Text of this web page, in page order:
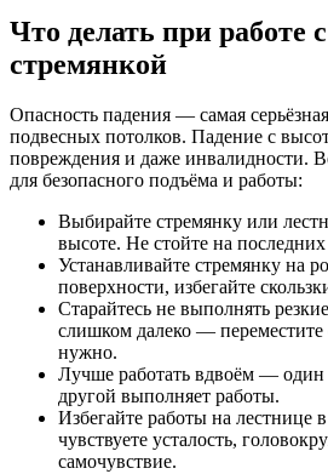
Что делать при работе
стремянкой
Опасность падения — самая
подвесных потолков. Падение с
повреждения и даже инвалидности.
для безопасного подъёма и работы:
Выбирайте стремянку или
высоте. Не стойте на последних
Устанавливайте стремянку на
поверхности, избегайте
Старайтесь не выполнять
слишком далеко — переместите
нужно.
Лучше работать вдвоём — один
другой выполняет работы.
Избегайте работы на лестнице
чувствуете усталость,
самочувствие.